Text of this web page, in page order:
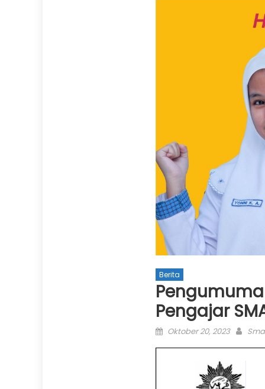
Berita
Pengajar
Posted
Oktober 20, 2023